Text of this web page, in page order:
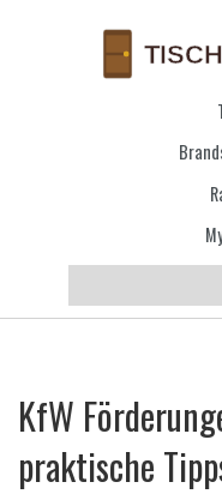
KfW
praktische